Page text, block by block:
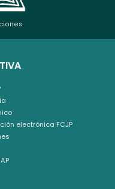
electrónica FCJP